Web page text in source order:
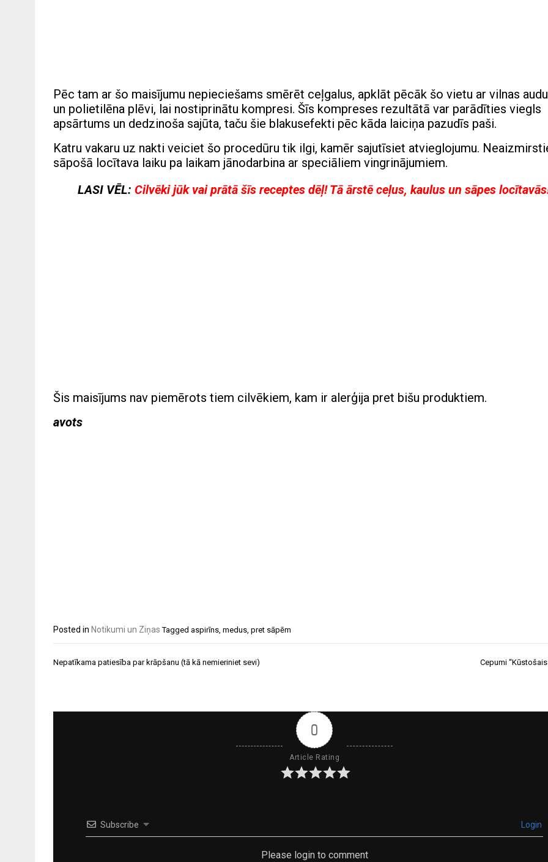
Pēc tam ar šo maisījumu nepieciešams smērēt ceļgalus, apklāt pēcāk šo vietu ar vilnas
un polietilēna plēvi, lai nostiprinātu kompresi. Šīs kompreses rezultātā var parādīties viegls
apsārtums un dedzinoša sajūta, taču šie blakusefekti pēc kāda laiciņa pazudīs paši.
Katru vakaru uz nakti veiciet šo procedūru tik ilgi, kamēr sajutīsiet atvieglojumu.
sāpošā locītava laiku pa laikam jānodarbina ar speciāliem vingrinājumiem.
LASI VĒL: Cilvēki jūk vai prātā šīs receptes dēļ! Tā ārstē ceļus, kaulus un sāpes
Šis maisījums nav piemērots tiem cilvēkiem, kam ir alerģija pret bišu produktiem.
avots
Posted in Notikumi un Ziņas Tagged aspirīns, medus, pret sāpēm
Ziņu
Nepatīkama patiesība par krāpšanu (tā kā nemieriniet sevi) Cepumi
0
Article Rating
Subscribe Login
Please login to comment